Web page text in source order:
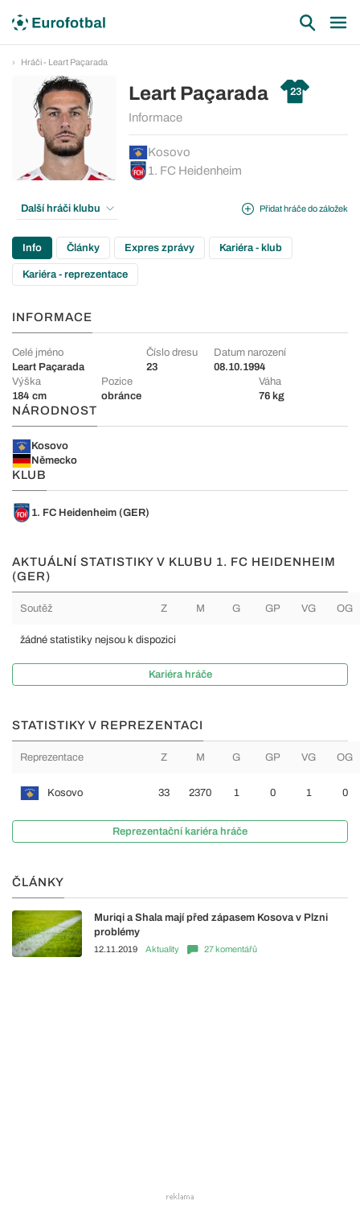
Hráči - Leart Paçarada
Leart Paçarada 23
Informace
Kosovo
1. FC Heidenheim
Přidat hráče do záložek
Další hráči klubu
Info Články Expres zprávy Kariéra - klub
Kariéra - reprezentace
INFORMACE
Celé jméno
Leart Paçarada
Číslo dresu
23
Datum narození
08.10.1994
Výška
184 cm
Pozice
obránce
Váha
76 kg
NÁRODNOST
Kosovo
Německo
KLUB
1. FC Heidenheim (GER)
AKTUÁLNÍ STATISTIKY V KLUBU 1. FC HEIDENHEIM
(GER)
Soutěž Z M G GP VG OG
žádné statistiky nejsou k dispozici
Kariéra hráče
STATISTIKY V REPREZENTACI
Reprezentace Z M G GP VG OG
Kosovo 33 2370 1 0 1 0
Reprezentační kariéra hráče
ČLÁNKY
Muriqi a Shala mají před zápasem Kosova v Plzni
problémy
12.11.2019 Aktuality 27 komentářů